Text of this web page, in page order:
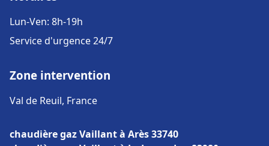
Lun-Ven: 8h-19h
Service d'urgence 24/7
Zone intervention
Val de Reuil, France
chaudière gaz Vaillant à Arès 33740